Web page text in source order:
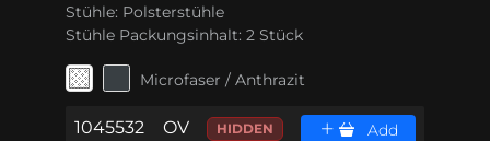
Stühle: Polsterstühle
Stühle Packungsinhalt: 2 Stück
Microfaser / Anthrazit
1045532 OV HIDDEN Add